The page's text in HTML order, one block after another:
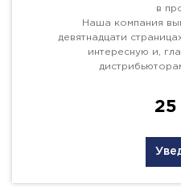
в
Наша компания
девятнадцати
интересную и,
25